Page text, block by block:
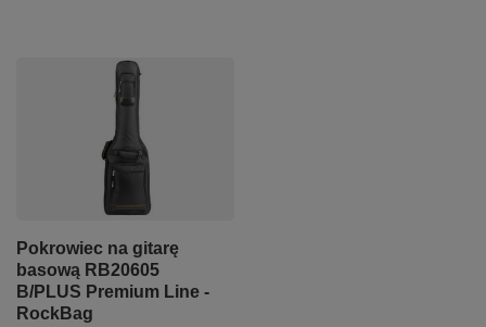
Pokrowiec na gitarę
basową RB20605
B/PLUS Premium Line -
RockBag